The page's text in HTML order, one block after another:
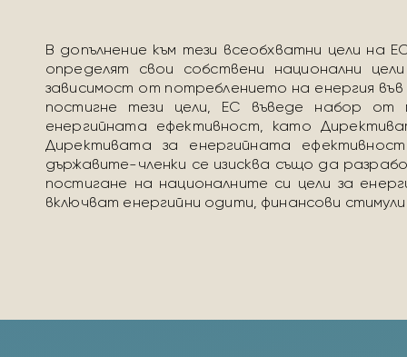
В допълнение към тези всеобхватни цели на
определят свои собствени национални
зависимост от потреблението на енергия
постигне тези цели, ЕС въведе набор от
енергийната ефективност, като
Директивата за енергийната
държавите-членки се изисква също да
постигане на националните си цели за
включват енергийни одити, финансови